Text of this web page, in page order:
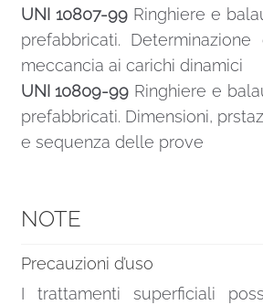
UNI 10807-99Ringhiere e
prefabbricati.
meccancia ai carichi dinamici
UNI 10809-99 Ringhiere e
prefabbricati. Dimensioni,
e sequenza delle prove
NOTE
Precauzioni d’uso
I trattamenti superficiali